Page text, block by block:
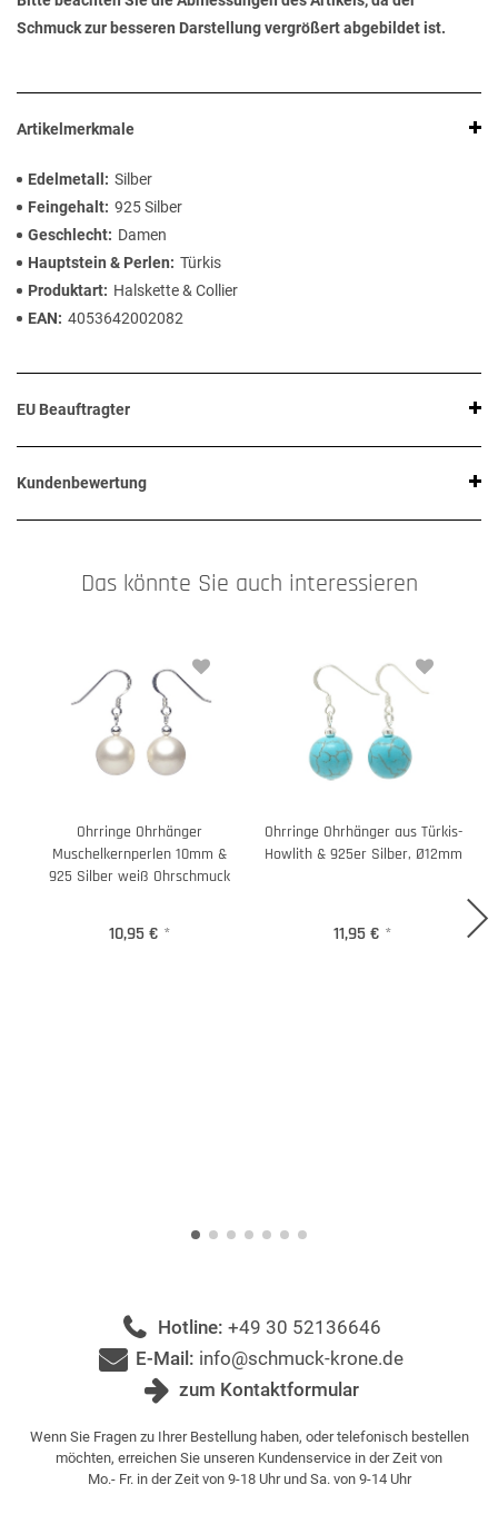
Schmuck zur besseren Darstellung vergrößert abgebildet ist.
Artikelmerkmale
Edelmetall
Silber
Feingehalt 925 Silber
Geschlecht
Damen
Hauptstein & Perlen
Türkis
Produktart
Halskette & Collier
EAN
4053642002082
EU Beauftragter
Kundenbewertung
Das könnte Sie auch interessieren
Ohrringe Ohrhänger
Muschelkernperlen 10mm &
925 Silber weiß Ohrschmuck
10,95 € *
Ohrringe Ohrhänger aus Türkis-
Howlith & 925er Silber, Ø12mm
11,95 € *
Hotline: +49 30 52136646
E-Mail: info@schmuck-krone.de
zum Kontaktformular
Wenn Sie Fragen zu Ihrer Bestellung haben, oder telefonisch bestellen
möchten, erreichen Sie unseren Kundenservice in der Zeit von
Mo.- Fr. in der Zeit von 9-18 Uhr und Sa. von 9-14 Uhr